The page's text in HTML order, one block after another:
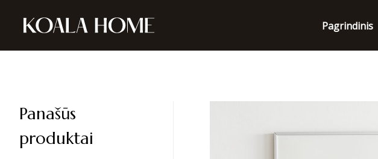
Pagrindinis
Panašūs
produktai